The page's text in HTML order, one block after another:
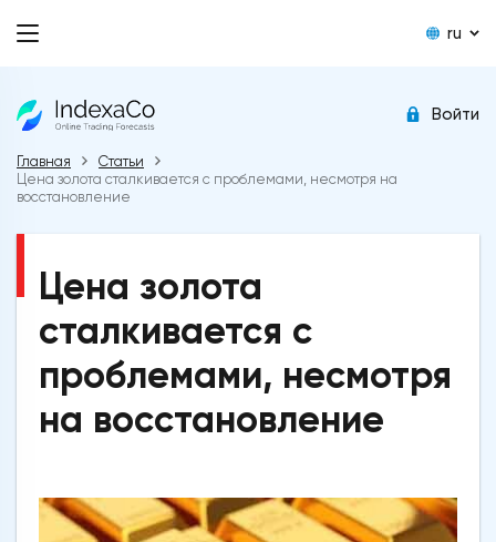
ru
Войти
Главная
Статьи
Цена золота сталкивается с проблемами, несмотря на
восстановление
Цена золота
сталкивается с
проблемами, несмотря
на восстановление